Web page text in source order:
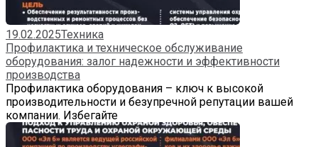
19.02.2025Техника
Профилактика и техническое обслуживание
оборудования: залог надежности и эффективности
производства
Профилактика оборудования – ключ к высокой
производительности и безупречной репутации вашей
компании. Избегайте